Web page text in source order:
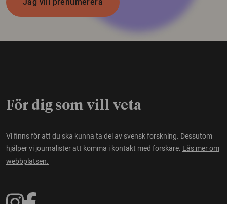
För dig som vill veta
Vi finns för att du ska kunna ta del av svensk forskning. Dessutom
hjälper vi journalister att komma i kontakt med forskare. Läs mer om
webbplatsen.